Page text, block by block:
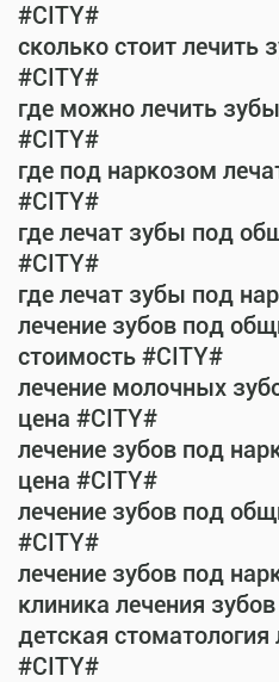
#CITY#
сколько стоит лечить
#CITY#
где можно лечить
#CITY#
где под наркозом
#CITY#
где лечат зубы под
#CITY#
где лечат зубы под
лечение зубов под
стоимость #CITY#
лечение молочных
цена #CITY#
лечение зубов под
цена #CITY#
лечение зубов под
#CITY#
лечение зубов под
клиника лечения
детская стоматология
#CITY#